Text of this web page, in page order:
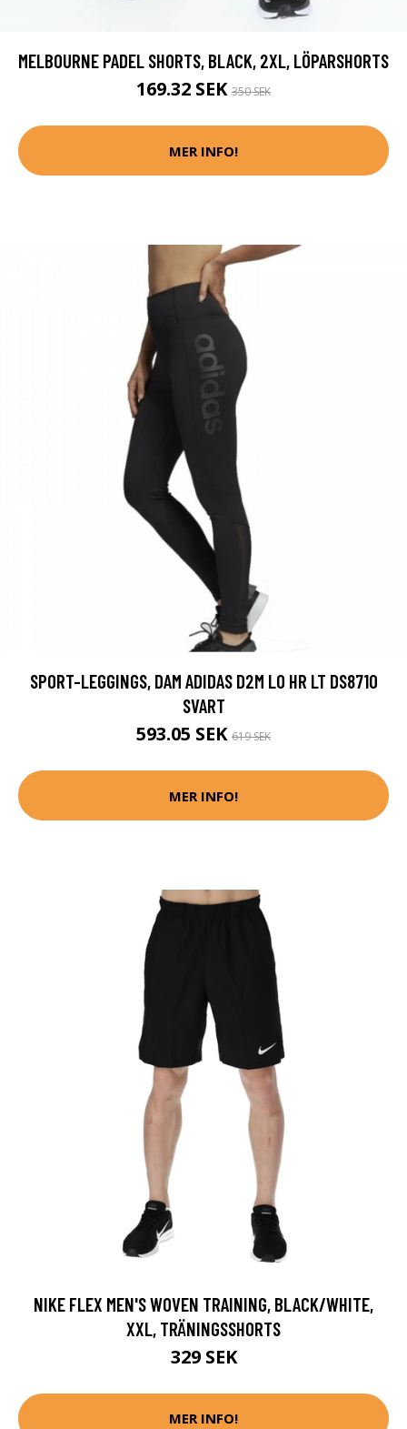
MELBOURNE PADEL SHORTS, BLACK, 2XL, LÖPARSHORTS
169.32 SEK 350 SEK
MER INFO!
SPORT-LEGGINGS, DAM ADIDAS D2M LO HR LT DS8710
SVART
593.05 SEK 619 SEK
MER INFO!
NIKE FLEX MEN'S WOVEN TRAINING, BLACK/WHITE,
XXL, TRÄNINGSSHORTS
329 SEK
MER INFO!